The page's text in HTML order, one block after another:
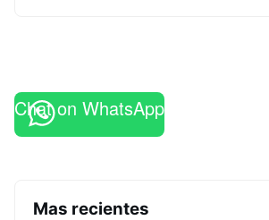
Chat on WhatsApp
Mas recientes